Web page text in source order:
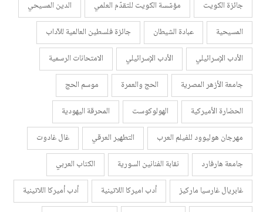
جائزة الكويت
مؤسّسة الكويت للتقدّم العلمي
الدين المسيحي
المسيحية
عبادة الشيطان
جائزة فلسطين العالمية للآداب
الأدب الإسرائيلي
الأدب الإسرائيلي
الامتحانات الرسمية
جامعة الأزهر المصرية
الحج والعمرة
موسم الحج
الحضارة الأميركية
الهولوكوست
المحرقة اليهودية
مهرجان هوليوود للفيلم العرب
التطهير العرقي
غال غادوت
جامعة هارفارد
نقابة الفنانين السورية
الكتاب العربي
غابريال غارسيا ماركيز
أدب اميركا اللاتينية
أدب أميركا اللاتينية